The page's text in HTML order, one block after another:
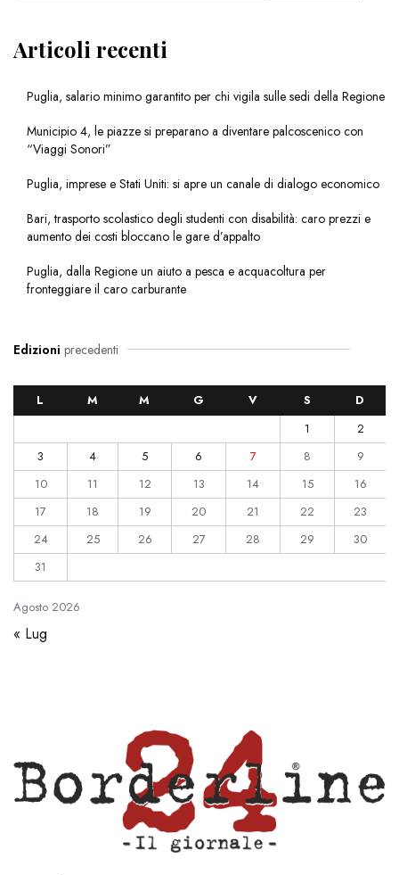
Articoli recenti
Puglia, salario minimo garantito per chi vigila sulle sedi della Regione
Municipio 4, le piazze si preparano a diventare palcoscenico con
“Viaggi Sonori”
Puglia, imprese e Stati Uniti: si apre un canale di dialogo economico
Bari, trasporto scolastico degli studenti con disabilità: caro prezzi e
aumento dei costi bloccano le gare d’appalto
Puglia, dalla Regione un aiuto a pesca e acquacoltura per
fronteggiare il caro carburante
Edizioni precedenti
Agosto 2026
L M M G V S
D
1
2
3
4 5 6 7 8
9
10
11 12 13 14 15
16
17
18 19 20 21 22
23
24
25 26 27 28 29
30
31
« Lug